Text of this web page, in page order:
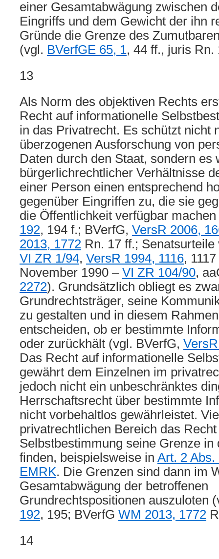
einer Gesamtabwägung zwischen
Eingriffs und dem Gewicht der ihn
Gründe die Grenze des
(vgl. BVerfGE 65, 1, 44 ff., juris
13
Als Norm des objektiven Rechts
Recht auf informationelle
in das Privatrecht. Es schützt nicht
überzogenen Ausforschung von
Daten durch den Staat, sondern es
bürgerlichrechtlicher Verhältnisse
einer Person einen entsprechend
gegenüber Eingriffen zu, die sie
die Öffentlichkeit verfügbar
192, 194 f.; BVerfG, VersR 2006,
2013, 1772 Rn. 17 ff.;
VI ZR 1/94, VersR 1994, 1116,
November 1990 – VI ZR 104/90,
2272). Grundsätzlich obliegt es
Grundrechtsträger, seine
zu gestalten und in diesem
entscheiden, ob er bestimmte
oder zurückhält (vgl. BVerfG,
Das Recht auf informationelle
gewährt dem Einzelnen im
jedoch nicht ein unbeschränktes
Herrschaftsrecht über bestimmte
nicht vorbehaltlos gewährleistet.
privatrechtlichen Bereich das
Selbstbestimmung seine Grenze in
finden, beispielsweise in Art. 2 Abs.
EMRK. Die Grenzen sind dann im
Gesamtabwägung der betroffenen
Grundrechtspositionen auszuloten
192, 195; BVerfG WM 2013, 1772
14